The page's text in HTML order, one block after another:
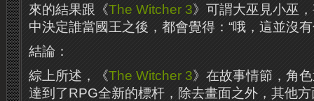
來的結果跟《The Witcher 3》可謂大巫見小巫
中決定誰當國王之後，都會覺得：“哦，這並沒
結論：
綜上所述，《The Witcher 3》在故事情節，角
達到了RPG全新的標杆，除去畫面之外，其他